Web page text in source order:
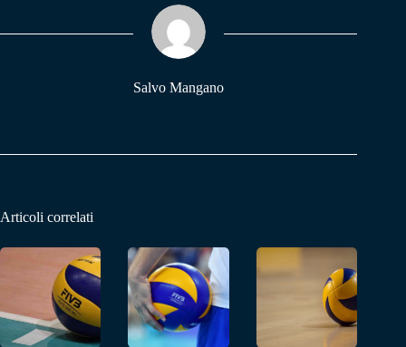
pp m
Salvo Mangano
Articoli correlati